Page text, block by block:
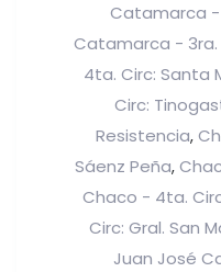
Catamarca -
Catamarca - 3ra.
4ta. Circ: Santa
Circ:
Resistencia,
Sáenz Peña,
Chaco - 4ta.
Circ: Gral. San
Juan José